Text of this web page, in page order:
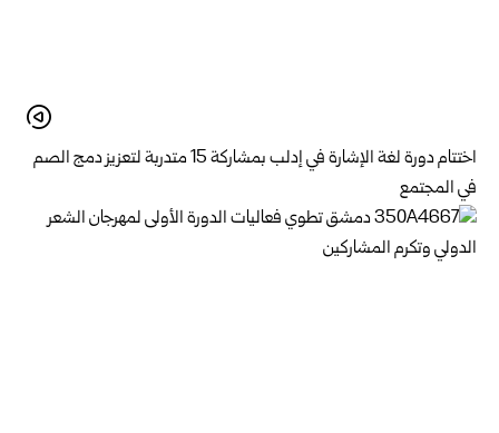
اختتام دورة لغة الإشارة في إدلب بمشاركة 15 متدربة لتعزيز دمج الصم
في المجتمع